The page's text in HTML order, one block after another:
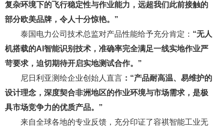
复杂环境下的飞行稳定性与作业能力，远超我们此前接触的
部分欧美品牌，令人十分惊艳。”
泰国电力公司技术总监对产品性能给予充分肯定： “无人
机搭载的AI智能识别技术，准确率完全满足一线实地作业严
苛要求，迫切期待开启实地测试合作。”
尼日利亚测绘企业创始人直言 ：“产品耐高温、易维护的
设计理念，深度契合非洲地区的作业环境与市场需求，是极
具市场竞争力的优质产品。”
来自全球各地的专业反馈，充分印证了容祺智能工业无